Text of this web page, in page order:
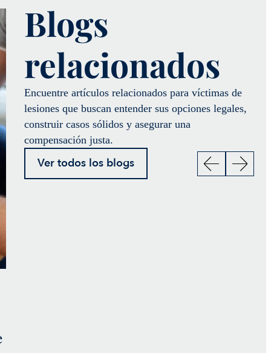
Blogs
relacionados
Encuentre artículos relacionados para víctimas de
lesiones que buscan entender sus opciones legales,
construir casos sólidos y asegurar una
compensación justa.
Ver todos los blogs